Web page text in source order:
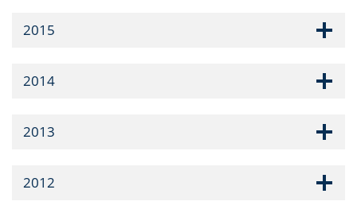
2015
2014
2013
2012